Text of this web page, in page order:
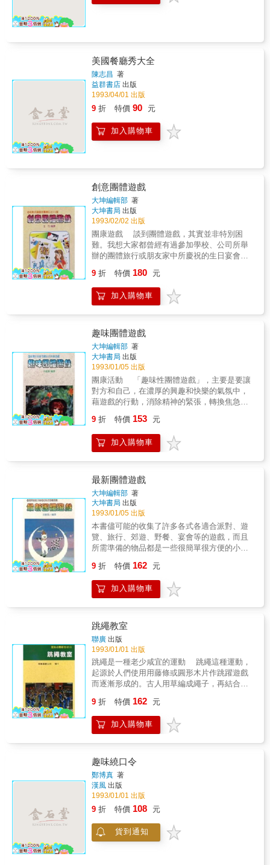
美國餐廳秀大全
陳志昌 著
益群書店 出版
1993/04/01 出版
9 折 特價 90 元
加入購物車
創意團體遊戲
大坤編輯部 著
大坤書局 出版
1993/02/02 出版
團康遊戲 談到團體遊戲，其實並非特別困
難。我想大家都曾經有過參加學校、公司所舉
辦的團體旅行或朋友家中所慶祝的生日宴會等
娛樂吧！那就是團體的遊戲。 做團體遊戲並
不困難，難的是在因不同的場合下選擇最適合
的遊戲。主事者依參加人數的多寡、年齡的不
戲開始，包括參加宴會者在席上的表演，以及
豐富變化的室內遊戲，做大幅度內容豐富精采
的介紹。是被任命為團體旅行、宴會等的幹事
們隨時必備的書籍。
9 折 特價 180 元
加入購物車
趣味團體遊戲
大坤編輯部 著
大坤書局 出版
1993/01/05 出版
團康活動 「趣味性團體遊戲」，主要是要讓
對方和自己，在濃厚的興趣和快樂的氣氛中，
藉遊戲的行動，消除精神的緊張，轉換焦急的
奇精彩的結晶品。 作者希望在各位興高彩烈
玩遊戲的時候，身心能完全獲得解解放，將殘
存的疲憊感覺完全驅除；並以各位的演出，使
者，雀躍三百，無比高興的事了。 但願擁有
本書的各位，能愛不釋手，重視它，並運用
它。如果能這樣，那對於精研此道四十年，有
遊戲專家之稱的作者，實在是一種無上的鼓舞
與光榮。
9 折 特價 153 元
加入購物車
最新團體遊戲
大坤編輯部 著
大坤書局 出版
1993/01/05 出版
本書儘可能的收集了許多各式各適合派對、遊
覽、旅行、郊遊、野餐、宴會等的遊戲，而且
所需準備的物品都是一些很簡單很方便的小東
孩，任何人都可以參加。看了本書以後，一些
主辦人和主持人再也不會煩惱沒有新奇的節目
和遊戲。依人數和氣氛隨時都能將本書的遊戲
9 折 特價 162 元
加入購物車
跳繩教室
聯廣 出版
1993/01/01 出版
跳繩是一種老少咸宜的運動 跳繩這種運動，
起源於人們使用用藤條或圓形木片作跳躍遊戲
而逐漸形成的。古人用草編成繩子，再結合跳
都有這種共同的起源，且廣為先民們喜愛而流
傳至今。 跳繩是一種老少咸宜的運動，隨
著人一生的不同時期而跳繩也是一種遊戲、運
的朋友們作多方面的活用，進而在增進體力上
有所貢獻。 作者簡介 石井藤吉朗 原日本
早稻田大學講師、原早稻田棒球部總監督
9 折 特價 162 元
加入購物車
趣味繞口令
鄭博真 著
漢風 出版
1993/01/01 出版
9 折 特價 108 元
貨到通知